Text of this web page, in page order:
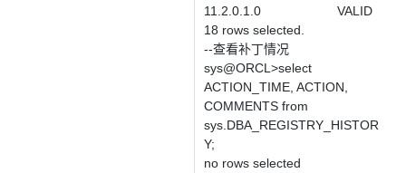
11.2.0.1.0 VALID
18 rows selected.
--查看补丁情况
sys@ORCL>select
ACTION_TIME, ACTION,
COMMENTS from
sys.DBA_REGISTRY_HISTOR
Y;
no rows selected